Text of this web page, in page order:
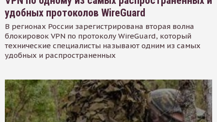
удобных протоколов WireGuard
В регионах России зарегистрирована вторая волна
блокировок VPN по протоколу WireGuard, который
технические специалисты называют одним из самых
удобных и распространенных